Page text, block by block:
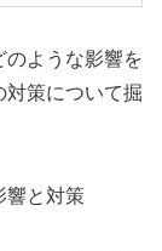
のような影響を
対策について掘
響と対策